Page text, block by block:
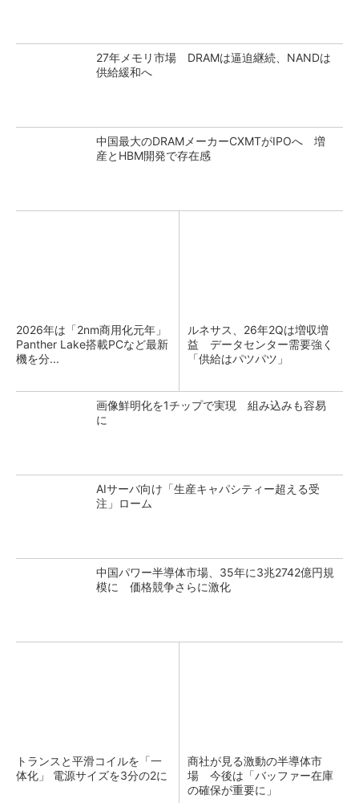
27年メモリ市場 DRAMは逼迫継続、NANDは
供給緩和へ
中国最大のDRAMメーカーCXMTがIPOへ 増
産とHBM開発で存在感
2026年は「2nm商用化元年」
Panther Lake搭載PCなど最新
機を分...
ルネサス、26年2Qは増収増
益 データセンター需要強く
「供給はパツパツ」
画像鮮明化を1チップで実現 組み込みも容易
に
AIサーバ向け「生産キャパシティー超える受
注」ローム
中国パワー半導体市場、35年に3兆2742億円規
模に 価格競争さらに激化
トランスと平滑コイルを「一
体化」 電源サイズを3分の2に
商社が見る激動の半導体市
場 今後は「バッファー在庫
の確保が重要に」